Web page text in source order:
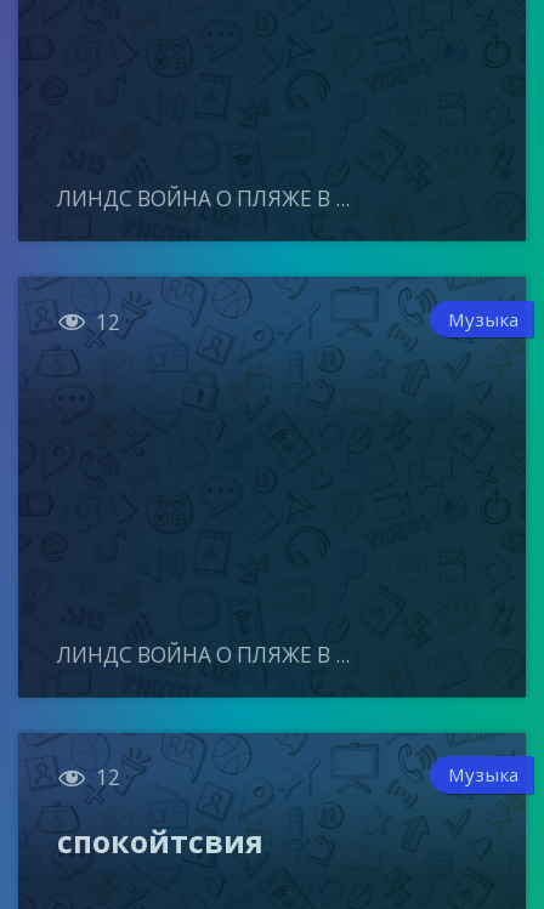
ЛИНДС ВОЙНА О ПЛЯЖЕ В ...
 12 Музыка
ЛИНДС ВОЙНА О ПЛЯЖЕ В ...
 12 Музыка
спокойтсвия